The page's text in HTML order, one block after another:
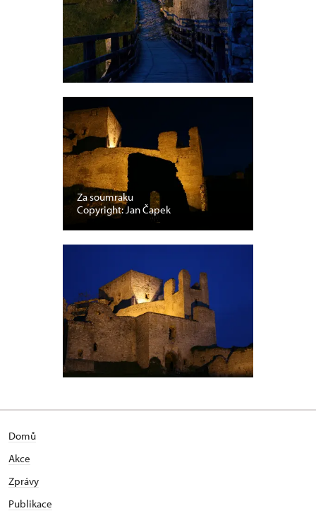
Za soumraku
Copyright: Jan Čapek
Domů
Akce
Zprávy
Publikace